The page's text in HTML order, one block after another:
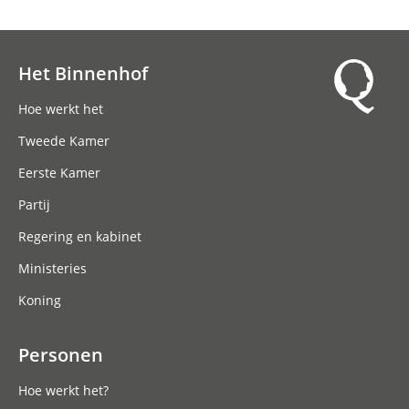
Het Binnenhof
Hoe werkt het
Tweede Kamer
Eerste Kamer
Partij
Regering en kabinet
Ministeries
Koning
Personen
Hoe werkt het?